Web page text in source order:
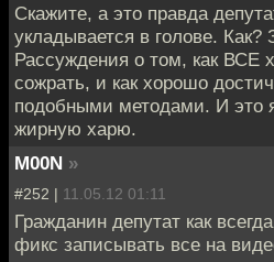
Скажите, а это правда
укладывается в голове.
Рассуждения о том, как ВСЕ
сожрать, и как хорошо
подобными методами. И это
жирную харю.
M00N »
#252 | 11.05.12 01:11
Гражданин депутат как
фикс записывать все на